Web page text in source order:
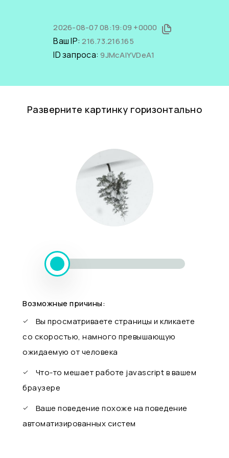
2026-08-07 08:19:09 +0000
Ваш IP:216.73.216.165
ID запроса:9JMcAlYVDeA1
Разверните картинку горизонтально
Возможные причины:
Вы просматриваете страницы и кликаете
со скоростью, намного превышающую
ожидаемую от человека
Что-то мешает работе javascript в вашем
браузере
Ваше поведение похоже на поведение
автоматизированных систем